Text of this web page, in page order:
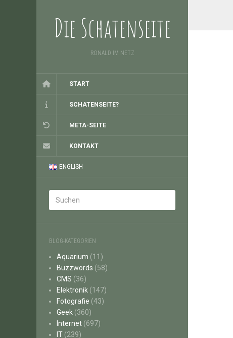
Die Schatenseite
RONALD IM NETZ
START
SCHATENSEITE?
META-SEITE
KONTAKT
ENGLISH
BLOG-KATEGORIEN
Aquarium (11)
Buzzwords (58)
CMS (36)
Elektronik (147)
Fotografie (43)
Geek (360)
Internet (697)
IT (239)